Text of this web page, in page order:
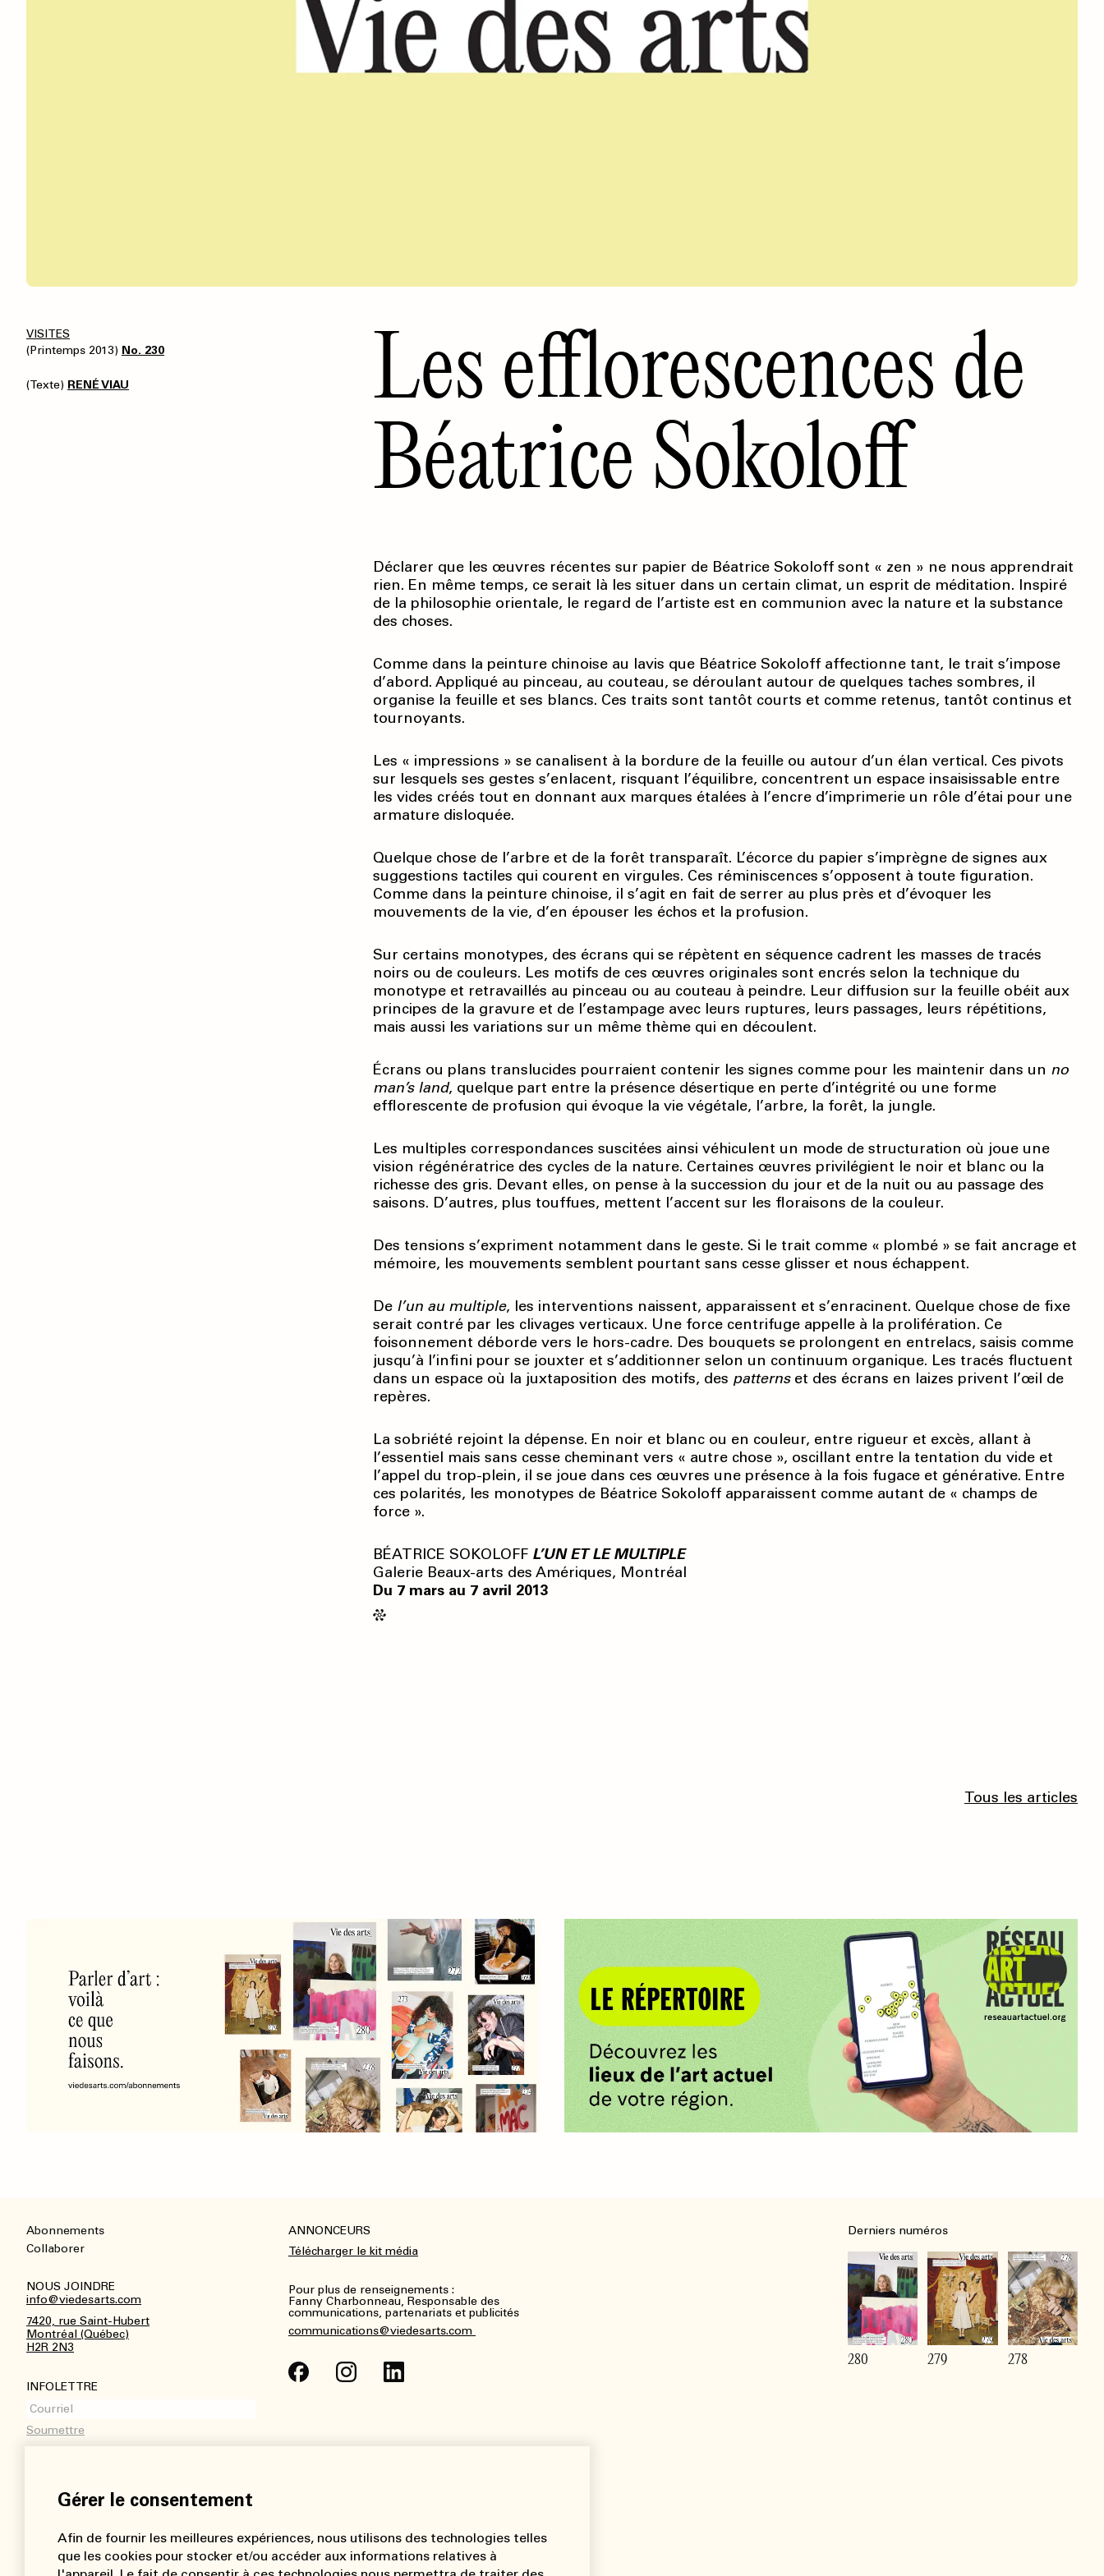
Gérer le consentement
Afin de fournir les meilleures expériences, nous utilisons des technologies telles
que les cookies pour stocker et/ou accéder aux informations relatives à
VISITES
(Printemps 2013) No. 230
(Texte) RENÉ VIAU
Les efflorescences de
Béatrice Sokoloff
Déclarer que les œuvres récentes sur papier de Béatrice Sokoloff sont « zen » ne nous apprendrait
rien. En même temps, ce serait là les situer dans un certain climat, un esprit de méditation. Inspiré
de la philo­sophie orientale, le regard de l’artiste est en communion avec la nature et la substance
des choses.
Comme dans la peinture chinoise au lavis que Béatrice Sokoloff affectionne tant, le trait s’impose
d’abord. Appliqué au pinceau, au couteau, se déroulant autour de quelques taches sombres, il
organise la feuille et ses blancs. Ces traits sont tantôt courts et comme retenus, tantôt continus et
tournoyants.
Les « impressions » se canalisent à la bordure de la feuille ou autour d’un élan vertical. Ces pivots
sur lesquels ses gestes s’enlacent, risquant l’équilibre, concentrent un espace insaisissable entre
les vides créés tout en donnant aux marques étalées à l’encre d’imprimerie un rôle d’étai pour une
armature disloquée.
Quelque chose de l’arbre et de la forêt transparaît. L’écorce du papier s’imprègne de signes aux
suggestions tactiles qui courent en virgules. Ces réminiscences s’opposent à toute figuration.
Comme dans la peinture chinoise, il s’agit en fait de serrer au plus près et d’évoquer les
mouvements de la vie, d’en épouser les échos et la profusion.
Sur certains monotypes, des écrans qui se répètent en séquence cadrent les masses de tracés
noirs ou de couleurs. Les motifs de ces œuvres originales sont encrés selon la technique du
monotype et retravaillés au pinceau ou au couteau à peindre. Leur diffusion sur la feuille obéit aux
principes de la gravure et de l’estampage avec leurs ruptures, leurs passages, leurs répétitions,
mais aussi les variations sur un même thème qui en découlent.
Écrans ou plans translucides pourraient contenir les signes comme pour les maintenir dans un no
man’s land, quelque part entre la présence désertique en perte d’intégrité ou une forme
efflorescente de profusion qui évoque la vie végétale, l’arbre, la forêt, la jungle.
Les multiples correspondances suscitées ainsi véhiculent un mode de structuration où joue une
vision régénératrice des cycles de la nature. Certaines œuvres privilégient le noir et blanc ou la
richesse des gris. Devant elles, on pense à la succession du jour et de la nuit ou au passage des
saisons. D’autres, plus touffues, mettent l’accent sur les floraisons de la couleur.
Des tensions s’expriment notamment dans le geste. Si le trait comme « plombé » se fait ancrage et
mémoire, les mouvements semblent pourtant sans cesse glisser et nous échappent.
De l’un au multiple, les interventions naissent, apparaissent et s’enracinent. Quelque chose de fixe
serait contré par les clivages verticaux. Une force centrifuge appelle à la prolifération. Ce
foisonnement déborde vers le hors-cadre. Des bouquets se prolongent en entrelacs, saisis comme
jusqu’à l’infini pour se jouxter et s’additionner selon un continuum organique. Les tracés fluctuent
dans un espace où la juxtaposition des motifs, des patternset des écrans en laizes privent l’œil de
repères.
La sobriété rejoint la dépense. En noir et blanc ou en couleur, entre rigueur et excès, allant à
l’essentiel mais sans cesse cheminant vers « autre chose », oscillant entre la tentation du vide et
l’appel du trop-plein, il se joue dans ces œuvres une présence à la fois fugace et générative. Entre
ces polarités, les monotypes de Béatrice Sokoloff apparaissent comme autant de « champs de
force ».
BÉATRICE SOKOLOFF L’UN ET LE MULTIPLE
Galerie Beaux-arts des Amériques, Montréal
Du 7 mars au 7 avril 2013
Tous les articles
Abonnements
Collaborer
NOUS JOINDRE
info@viedesarts.com
7420, rue Saint-Hubert
Montréal (Québec)
H2R 2N3
INFOLETTRE
ANNONCEURS
Télécharger le kit média
Pour plus de renseignements :
Fanny Charbonneau, Responsable des
communications, partenariats et publicités
communications@viedesarts.com
Derniers numéros
280 279 278